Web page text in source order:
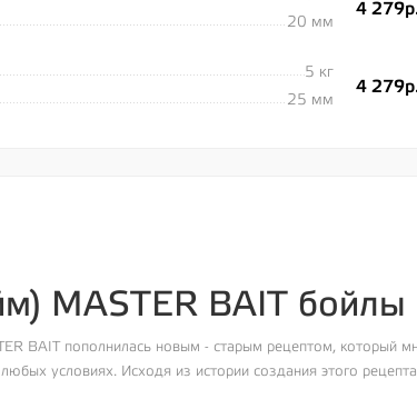
20 мм
4
5 кг
25 мм
4
MASTER BAIT
BAIT пополнилась новым - старым рецептом, который
условиях. Исходя из истории создания этого